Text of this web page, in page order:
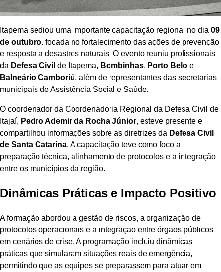
Itapema sediou uma importante capacitação regional no dia 09
de outubro, focada no fortalecimento das ações de prevenção
e resposta a desastres naturais. O evento reuniu profissionais
da Defesa Civil de Itapema, Bombinhas, Porto Belo e
Balneário Camboriú, além de representantes das secretarias
municipais de Assistência Social e Saúde.
O coordenador da Coordenadoria Regional da Defesa Civil de
Itajaí, Pedro Ademir da Rocha Júnior, esteve presente e
compartilhou informações sobre as diretrizes da Defesa Civil
de Santa Catarina. A capacitação teve como foco a
preparação técnica, alinhamento de protocolos e a integração
entre os municípios da região.
Dinâmicas Práticas e Impacto Positivo
A formação abordou a gestão de riscos, a organização de
protocolos operacionais e a integração entre órgãos públicos
em cenários de crise. A programação incluiu dinâmicas
práticas que simularam situações reais de emergência,
permitindo que as equipes se preparassem para atuar em